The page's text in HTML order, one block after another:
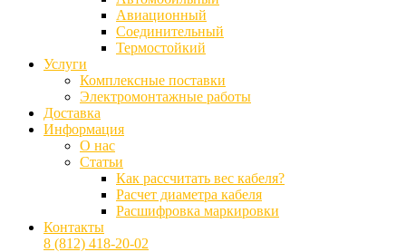
Авиационный
Соединительный
Термостойкий
Услуги
Комплексные поставки
Электромонтажные работы
Доставка
Информация
О нас
Статьи
Как рассчитать вес кабеля?
Расчет диаметра кабеля
Расшифровка маркировки
Контакты
8 (812) 418-20-02